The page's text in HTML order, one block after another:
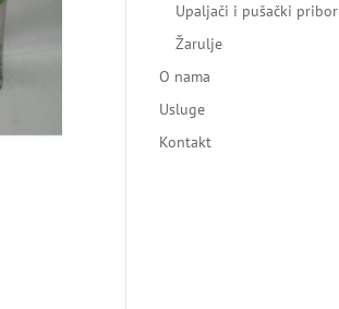
Upaljači i pušački pribor
Žarulje
O nama
Usluge
Kontakt